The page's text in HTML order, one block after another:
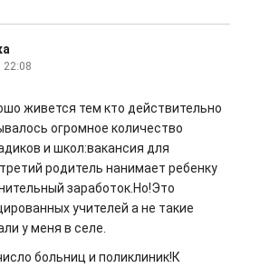
22:08
живется тем кто действительно
огромное количество
и школ:вакансия для
родитель нанимает ребенку
заработок.Но!Это
учителей а не такие
у меня в селе.
больниц и поликлиник!К